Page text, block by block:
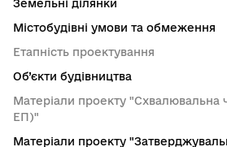
Земельні ділянки
Містобудівні умови та обмеження
Етапність проектування
Об’єкти будівництва
Матеріали проекту "Схвалювальна
ЕП)"
Матеріали проекту